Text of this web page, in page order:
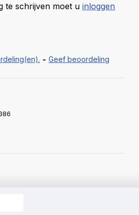
te schrijven moet u inloggen
- Geef beoordeling